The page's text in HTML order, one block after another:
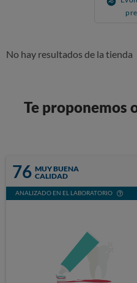
No hay resultados de la tienda
Te proponemos
76 MUY BUENA
CALIDAD
ANALIZADO EN EL LABORATORIO